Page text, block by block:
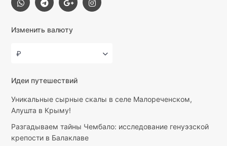
Изменить валюту
₽
Идеи путешествий
Уникальные сырные скалы в селе Малореченском,
Алушта в Крыму!
Разгадываем тайны Чембало: исследование генуэзской
крепости в Балаклаве